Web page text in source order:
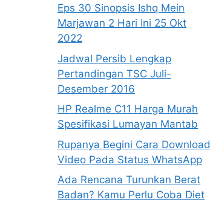
Eps 30 Sinopsis Ishq Mein
Marjawan 2 Hari Ini 25 Okt
2022
Jadwal Persib Lengkap
Pertandingan TSC Juli-
Desember 2016
HP Realme C11 Harga Murah
Spesifikasi Lumayan Mantab
Rupanya Begini Cara Download
Video Pada Status WhatsApp
Ada Rencana Turunkan Berat
Badan? Kamu Perlu Coba Diet